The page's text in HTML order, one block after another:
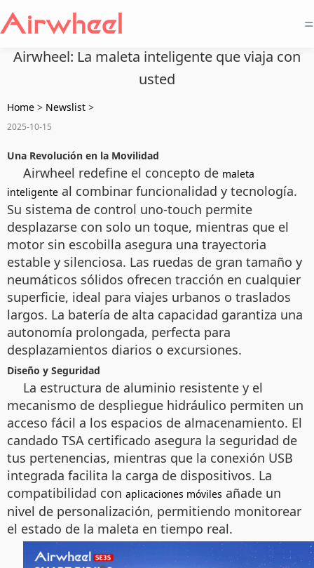
=
Airwheel: La maleta inteligente que viaja con
usted
Home > Newslist >
2025-10-15
Una Revolución en la Movilidad
Airwheel redefine el concepto de maleta
inteligente al combinar funcionalidad y tecnología.
Su sistema de control uno-touch permite
desplazarse con solo un toque, mientras que el
motor sin escobilla asegura una trayectoria
estable y silenciosa. Las ruedas de gran tamaño y
neumáticos sólidos ofrecen tracción en cualquier
superficie, ideal para viajes urbanos o traslados
largos. La batería de alta capacidad garantiza una
autonomía prolongada, perfecta para
desplazamientos diarios o excursiones.
Diseño y Seguridad
La estructura de aluminio resistente y el
mecanismo de despliegue hidráulico permiten un
acceso fácil a los espacios de almacenamiento. El
candado TSA certificado asegura la seguridad de
tus pertenencias, mientras que la conexión USB
integrada facilita la carga de dispositivos. La
compatibilidad con aplicaciones móviles añade un
nivel de personalización, permitiendo monitorear
el estado de la maleta en tiempo real.